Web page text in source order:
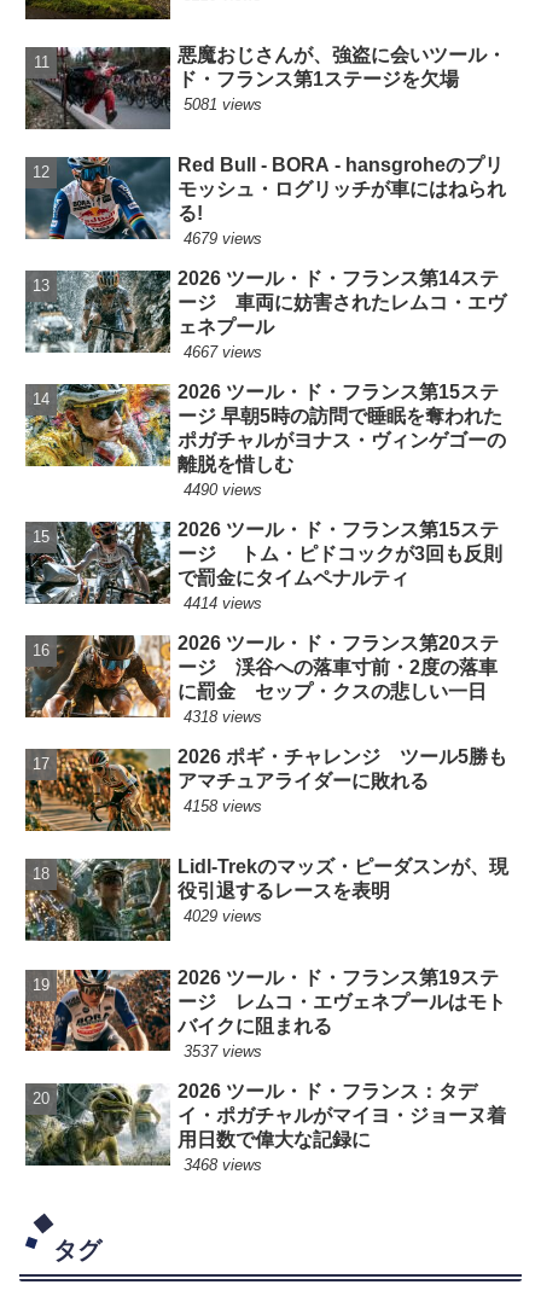
悪魔おじさんが、強盗に会いツール・
ド・フランス第1ステージを欠場
5081 views
Red Bull - BORA - hansgroheのプリ
モッシュ・ログリッチが車にはねられ
る!
4679 views
2026 ツール・ド・フランス第14ステ
ージ 車両に妨害されたレムコ・エヴ
ェネプール
4667 views
2026 ツール・ド・フランス第15ステ
ージ 早朝5時の訪問で睡眠を奪われた
ポガチャルがヨナス・ヴィンゲゴーの
離脱を惜しむ
4490 views
2026 ツール・ド・フランス第15ステ
ージ トム・ピドコックが3回も反則
で罰金にタイムペナルティ
4414 views
2026 ツール・ド・フランス第20ステ
ージ 渓谷への落車寸前・2度の落車
に罰金 セップ・クスの悲しい一日
4318 views
2026 ポギ・チャレンジ ツール5勝も
アマチュアライダーに敗れる
4158 views
Lidl-Trekのマッズ・ピーダスンが、現
役引退するレースを表明
4029 views
2026 ツール・ド・フランス第19ステ
ージ レムコ・エヴェネプールはモト
バイクに阻まれる
3537 views
2026 ツール・ド・フランス：タデ
イ・ポガチャルがマイヨ・ジョーヌ着
用日数で偉大な記録に
3468 views
タグ